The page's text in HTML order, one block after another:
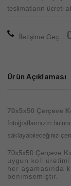
teslimatların ücreti
İletişime Geç...
Ürün Açıklaması
70x5x50 Çerçeve
fotoğraflarınızın
saklayabileceğiniz
70x5x50 Çerçeve
uygun koli üretimi
her aşamasında
benimsemiştir.